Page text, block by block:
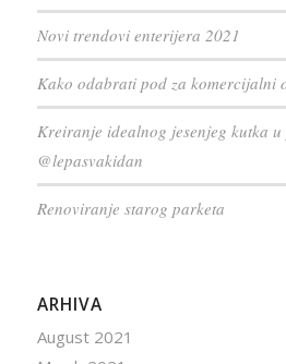
Novi trendovi enterijera 2021
Kako odabrati pod za komercijalni
Kreiranje idealnog jesenjeg kutka
@lepasvakidan
Renoviranje starog parketa
ARHIVA
August 2021